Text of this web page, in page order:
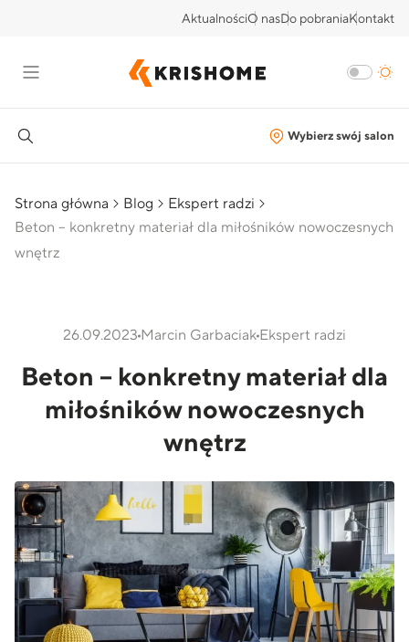
AktualnościO nasDo pobraniaKontakt
Wybierz swój salon
Strona główna Blog
Ekspert radzi
Beton – konkretny materiał dla miłośników nowoczesnych
wnętrz
26.09.2023 Marcin Garbaciak Ekspert radzi
Beton – konkretny materiał dla
miłośników nowoczesnych
wnętrz